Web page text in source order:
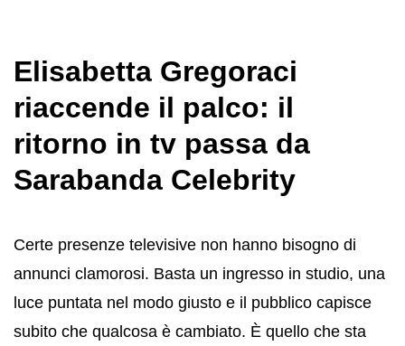
Elisabetta Gregoraci
riaccende il palco: il
ritorno in tv passa da
Sarabanda Celebrity
Certe presenze televisive non hanno bisogno di
annunci clamorosi. Basta un ingresso in studio, una
luce puntata nel modo giusto e il pubblico capisce
subito che qualcosa è cambiato. È quello che sta